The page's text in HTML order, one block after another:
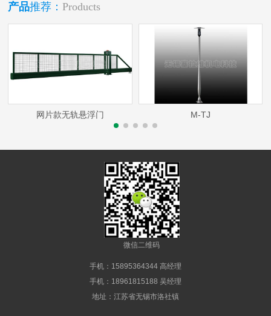
产品推荐：Products
网片款无轨悬浮门 M-TJ
微信二维码
手机：15895364344 高经理
手机：18961815188 吴经理
地址：江苏省无锡市洛社镇